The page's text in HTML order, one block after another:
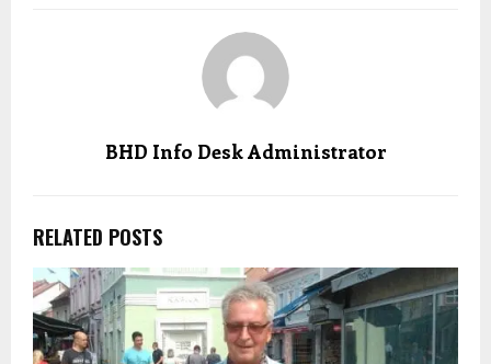
BHD Info Desk Administrator
RELATED POSTS